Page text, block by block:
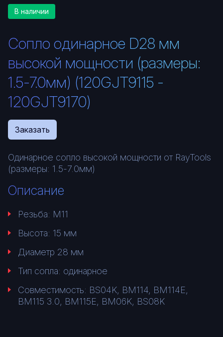
В наличии
Сопло одинарное D28 мм
высокой мощности (размеры:
1.5-7.0мм) (120GJT9115 -
120GJT9170)
Заказать
Одинарное сопло высокой мощности от RayTools
(размеры: 1.5-7.0мм)
Описание
Резьба: М11
Высота: 15 мм
Диаметр 28 мм
Тип сопла: одинарное
Совместимость: BS04K, BM114, BM114E,
BM115 3.0, BM115E, BM06K, BS08K